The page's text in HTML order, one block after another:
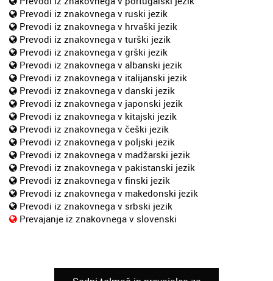
Prevodi iz znakovnega v ruski jezik
Prevodi iz znakovnega v hrvaški jezik
Prevodi iz znakovnega v turški jezik
Prevodi iz znakovnega v grški jezik
Prevodi iz znakovnega v albanski jezik
Prevodi iz znakovnega v italijanski jezik
Prevodi iz znakovnega v danski jezik
Prevodi iz znakovnega v japonski jezik
Prevodi iz znakovnega v kitajski jezik
Prevodi iz znakovnega v češki jezik
Prevodi iz znakovnega v poljski jezik
Prevodi iz znakovnega v madžarski jezik
Prevodi iz znakovnega v pakistanski jezik
Prevodi iz znakovnega v finski jezik
Prevodi iz znakovnega v makedonski jezik
Prevodi iz znakovnega v srbski jezik
Prevajanje iz znakovnega v slovenski